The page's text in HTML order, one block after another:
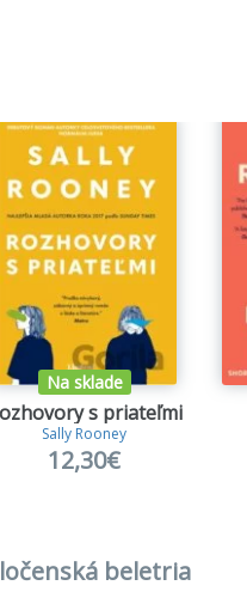
Na sklade
s priateľmi
Sally Rooney
12,30€
beletria